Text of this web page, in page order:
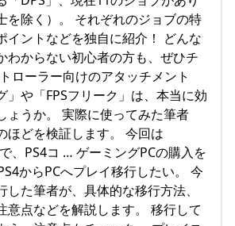
を除く）。 それぞれのジョブの特
イントなどを独自に紹介！ どんな
わからない初心者の方も、ぜひチ
ローラー向けのアタッチメント
」や「FPSフリーク」は、本当に効
ょうか。 実際に使ってみた筆者
ほどを検証します。 今回は
、PS4コ … ゲーミングPCの購入を
からPCへプレイ移行したい。 今
した筆者が、具体的な移行方法、
意点などを解説します。 移行して